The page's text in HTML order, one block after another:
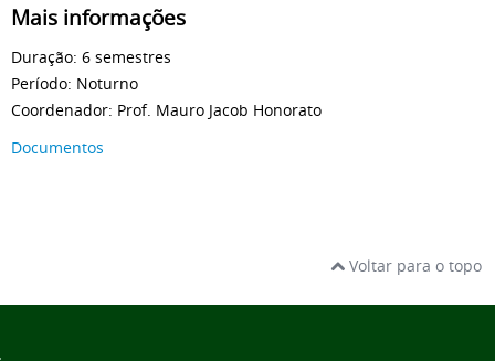
Mais informações
Duração: 6 semestres
Período: Noturno
Coordenador: Prof. Mauro Jacob Honorato
Documentos
Voltar para o topo